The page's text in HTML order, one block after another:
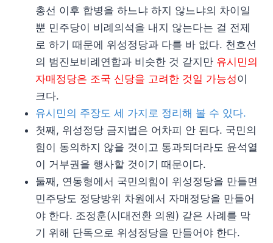
총선 이후 합병을 하느냐 하지 않느냐의 차이일
뿐 민주당이 비례의석을 내지 않는다는 걸 전제
로 하기 때문에 위성정당과 다를 바 없다. 천호선
의 범진보비례연합과 비슷한 것 같지만 유시민의
자매정당은 조국 신당을 고려한 것일 가능성이
크다.
유시민의 주장도 세 가지로 정리해 볼 수 있다.
첫째, 위성정당 금지법은 어차피 안 된다. 국민의
힘이 동의하지 않을 것이고 통과되더라도 윤석열
이 거부권을 행사할 것이기 때문이다.
둘째, 연동형에서 국민의힘이 위성정당을 만들면
민주당도 정당방위 차원에서 자매정당을 만들어
야 한다. 조정훈(시대전환 의원) 같은 사례를 막
기 위해 단독으로 위성정당을 만들어야 한다.